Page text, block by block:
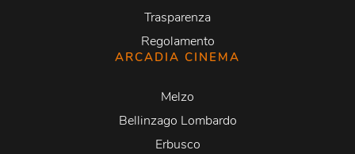
Trasparenza
Regolamento
ARCADIA CINEMA
Melzo
Bellinzago Lombardo
Erbusco